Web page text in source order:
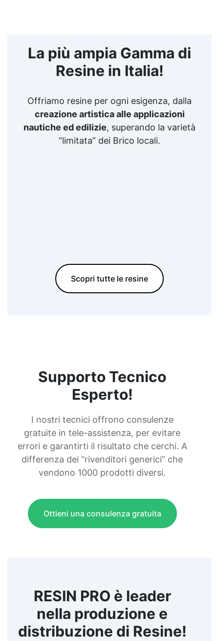
La più ampia Gamma di
Resine in Italia!
Offriamo resine per ogni esigenza, dalla
creazione artistica alle applicazioni
nautiche ed edilizie, superando la varietà
“limitata” dei Brico locali.
Scopri tutte le resine
Supporto Tecnico
Esperto!
I nostri tecnici offrono consulenze
gratuite in tele-assistenza, per evitare
errori e garantirti il risultato che cerchi. A
differenza dei “rivenditori generici” che
vendono 1000 prodotti diversi.
Ottieni una consulenza gratuita
RESIN PRO è leader
nella produzione e
distribuzione di Resine!